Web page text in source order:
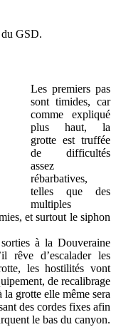
du GSD.
Les premiers pas
sont timides, car
comme expliqué
plus haut, la
grotte est truffée
de difficultés
assez
rébarbatives,
telles que des
multiples
et surtout le siphon
à la Douveraine
rêve d’escalader les
les hostilités vont
de recalibrage
la grotte elle même sera
des cordes fixes afin
le bas du canyon.